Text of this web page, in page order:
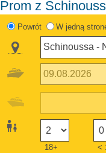
Prom z
Powrót W jedną
18+ <